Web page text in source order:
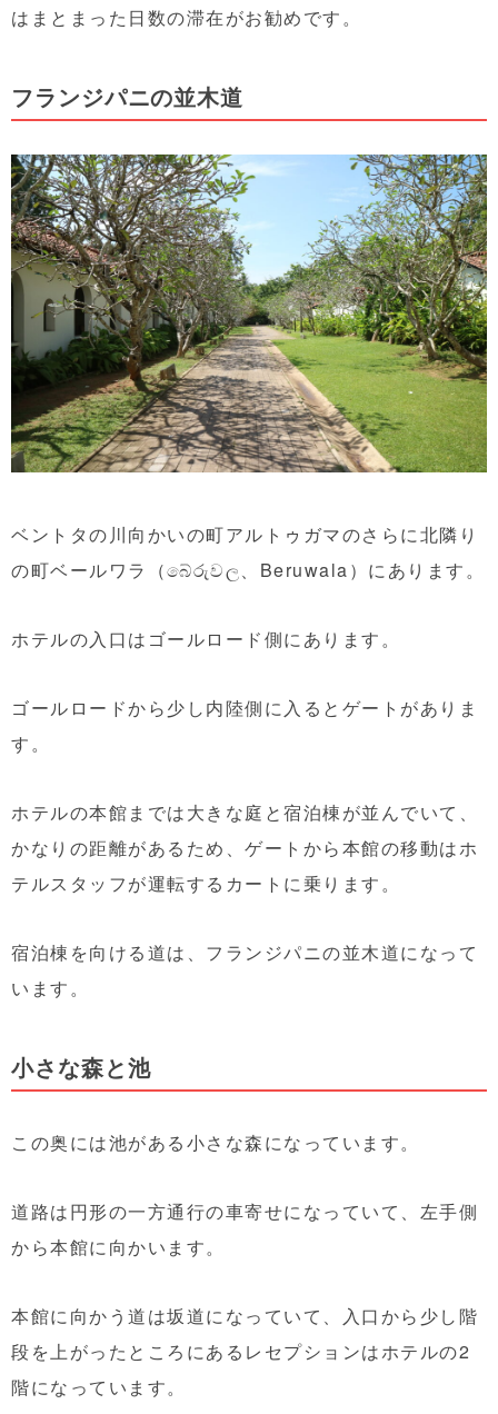
はまとまった日数の滞在がお勧めです。
フランジパニの並木道
ベントタの川向かいの町アルトゥガマのさらに北隣り
の町ベールワラ（බේරුවල、Beruwala）にあります。
ホテルの入口はゴールロード側にあります。
ゴールロードから少し内陸側に入るとゲートがありま
す。
ホテルの本館までは大きな庭と宿泊棟が並んでいて、
かなりの距離があるため、ゲートから本館の移動はホ
テルスタッフが運転するカートに乗ります。
宿泊棟を向ける道は、フランジパニの並木道になって
います。
小さな森と池
この奥には池がある小さな森になっています。
道路は円形の一方通行の車寄せになっていて、左手側
から本館に向かいます。
本館に向かう道は坂道になっていて、入口から少し階
段を上がったところにあるレセプションはホテルの2
階になっています。